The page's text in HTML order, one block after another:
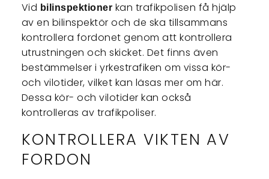
Vid bilinspektioner kan trafikpolisen få hjälp
av en bilinspektör och de ska tillsammans
kontrollera fordonet genom att kontrollera
utrustningen och skicket. Det finns även
bestämmelser i yrkestrafiken om vissa kör-
och vilotider, vilket kan läsas mer om här.
Dessa kör- och vilotider kan också
kontrolleras av trafikpoliser.
KONTROLLERA VIKTEN AV
FORDON